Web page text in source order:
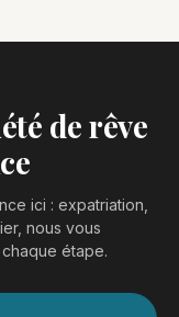
de rêve
ici : expatriation,
nous vous
étape.